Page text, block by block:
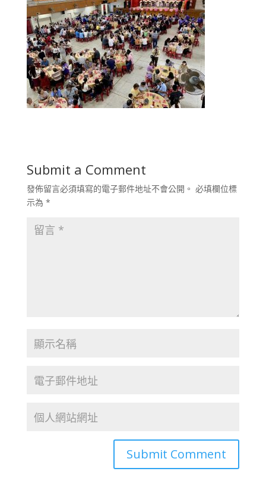
Submit a Comment
發佈留言必須填寫的電子郵件地址不會公開。 必填欄位標
示為 *